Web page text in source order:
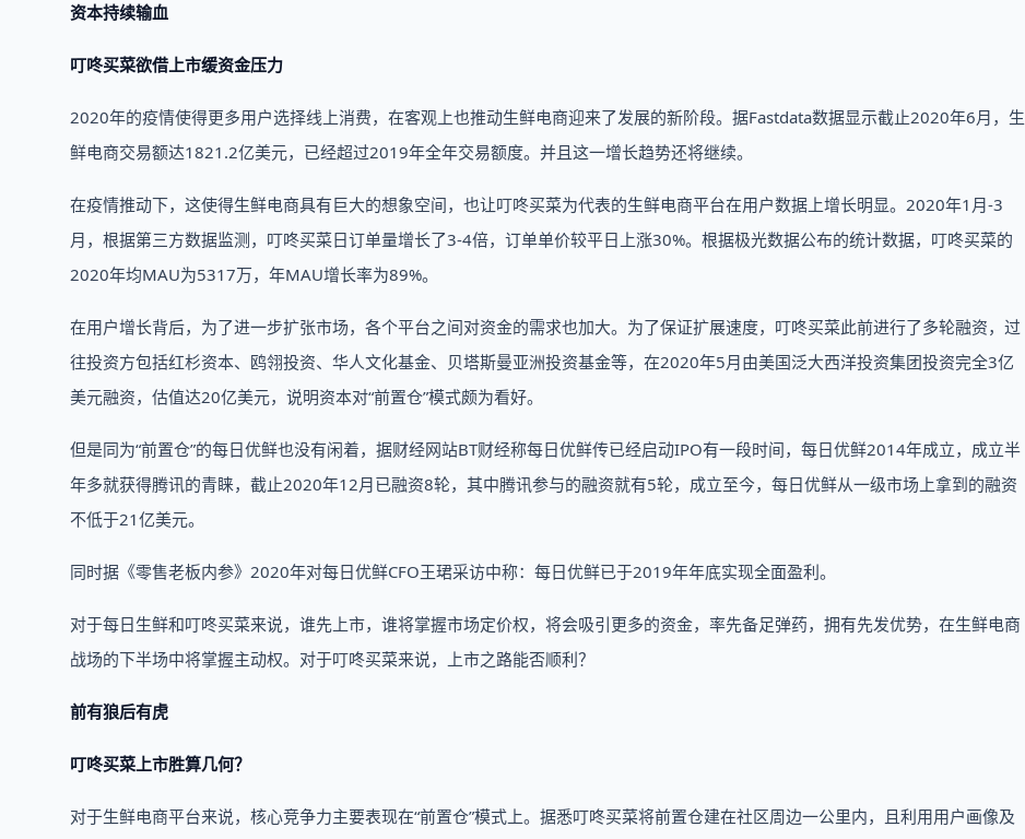
资本持续输血
叮咚买菜欲借上市缓资金压力
2020年的疫情使得更多用户选择线上消费，在客观上也推动生鲜电商迎来了发展的新阶段。据Fastdata数据显示截止2020年6月，生
鲜电商交易额达1821.2亿美元，已经超过2019年全年交易额度。并且这一增长趋势还将继续。
在疫情推动下，这使得生鲜电商具有巨大的想象空间，也让叮咚买菜为代表的生鲜电商平台在用户数据上增长明显。2020年1月-3
月，根据第三方数据监测，叮咚买菜日订单量增长了3-4倍，订单单价较平日上涨30%。根据极光数据公布的统计数据，叮咚买菜的
2020年均MAU为5317万，年MAU增长率为89%。
在用户增长背后，为了进一步扩张市场，各个平台之间对资金的需求也加大。为了保证扩展速度，叮咚买菜此前进行了多轮融资，过
往投资方包括红杉资本、鸥翎投资、华人文化基金、贝塔斯曼亚洲投资基金等，在2020年5月由美国泛大西洋投资集团投资完全3亿
美元融资，估值达20亿美元，说明资本对“前置仓”模式颇为看好。
但是同为“前置仓”的每日优鲜也没有闲着，据财经网站BT财经称每日优鲜传已经启动IPO有一段时间，每日优鲜2014年成立，成立半
年多就获得腾讯的青睐，截止2020年12月已融资8轮，其中腾讯参与的融资就有5轮，成立至今，每日优鲜从一级市场上拿到的融资
不低于21亿美元。
同时据《零售老板内参》2020年对每日优鲜CFO王珺采访中称：每日优鲜已于2019年年底实现全面盈利。
对于每日生鲜和叮咚买菜来说，谁先上市，谁将掌握市场定价权，将会吸引更多的资金，率先备足弹药，拥有先发优势，在生鲜电商
战场的下半场中将掌握主动权。对于叮咚买菜来说，上市之路能否顺利？
前有狼后有虎
叮咚买菜上市胜算几何？
对于生鲜电商平台来说，核心竞争力主要表现在“前置仓”模式上。据悉叮咚买菜将前置仓建在社区周边一公里内，且利用用户画像及